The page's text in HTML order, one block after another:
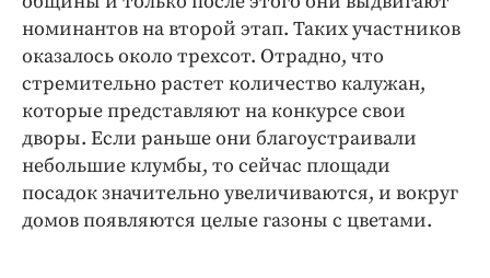
номинантов на второй этап. Таких участников
оказалось около трехсот. Отрадно, что
стремительно растет количество калужан,
которые представляют на конкурсе свои
дворы. Если раньше они благоустраивали
небольшие клумбы, то сейчас площади
посадок значительно увеличиваются, и вокруг
домов появляются целые газоны с цветами.